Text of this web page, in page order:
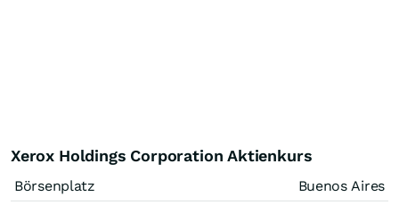
Xerox Holdings Corporation Aktienkurs
Börsenplatz
Buenos Aires